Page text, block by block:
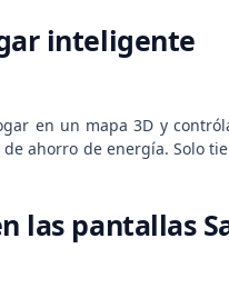
inteligente
en un mapa 3D y
ahorro de energía. Solo
las pantallas